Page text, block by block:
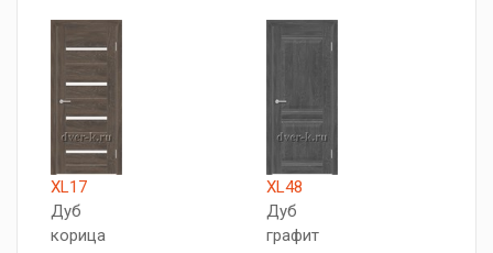
XL17
Дуб
корица
XL48
Дуб
графит